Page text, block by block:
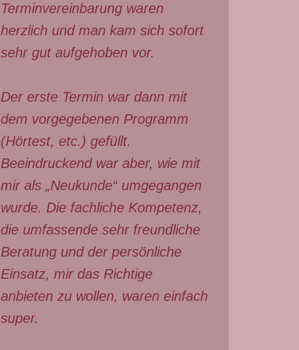
Terminvereinbarung waren
herzlich und man kam sich sofort
sehr gut aufgehoben vor.
Der erste Termin war dann mit
dem vorgegebenen Programm
(Hörtest, etc.) gefüllt.
Beeindruckend war aber, wie mit
mir als „Neukunde“ umgegangen
wurde. Die fachliche Kompetenz,
die umfassende sehr freundliche
Beratung und der persönliche
Einsatz, mir das Richtige
anbieten zu wollen, waren einfach
super.